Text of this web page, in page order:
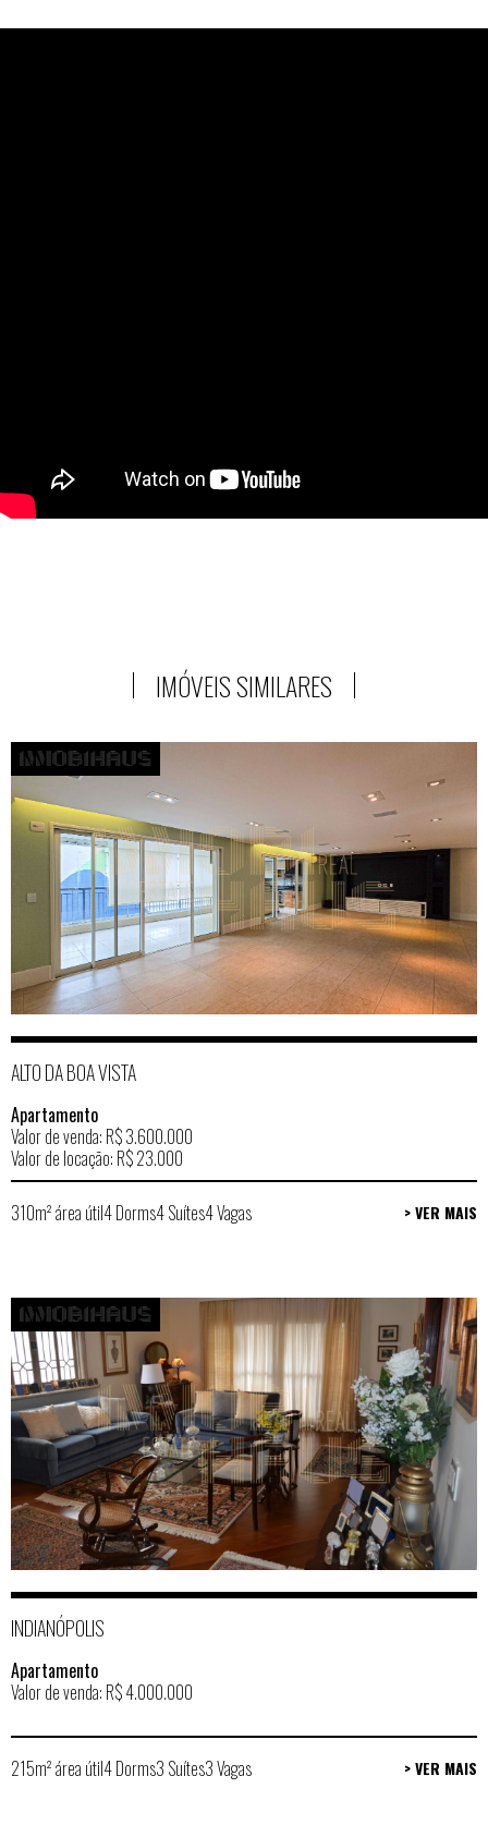
IMÓVEIS SIMILARES
ALTO DA BOA VISTA
Apartamento
Valor de venda: R$ 3.600.000
Valor de locação: R$ 23.000
310m² área útil4 Dorms4 Suítes4 Vagas > VER MAIS
INDIANÓPOLIS
Apartamento
Valor de venda: R$ 4.000.000
215m² área útil4 Dorms3 Suítes3 Vagas > VER MAIS